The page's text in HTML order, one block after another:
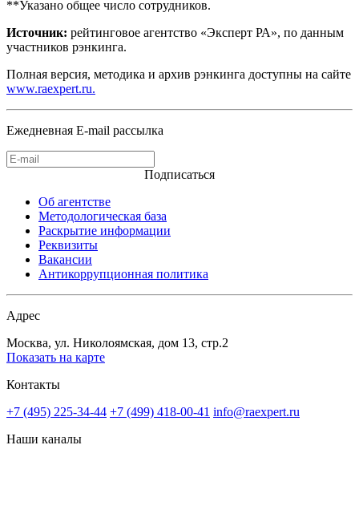
**Указано общее число сотрудников.
Источник: рейтинговое агентство «Эксперт РА», по данным
участников рэнкинга.
Полная версия, методика и архив рэнкинга доступны на сайте
www.raexpert.ru.
Ежедневная E-mail рассылка
Подписаться
Об агентстве
Методологическая база
Раскрытие информации
Реквизиты
Вакансии
Антикоррупционная политика
Адрес
Москва, ул. Николоямская, дом 13, стр.2
Показать на карте
Контакты
+7 (495) 225-34-44 +7 (499) 418-00-41 info@raexpert.ru
Наши каналы